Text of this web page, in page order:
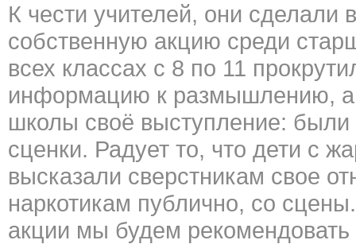
К чести учителей, они сделали
собственную акцию среди
всех классах с 8 по 11
информацию к размышлению, а
школы своё выступление: были
сценки. Радует то, что дети с
высказали сверстникам свое
наркотикам публично, со
акции мы будем